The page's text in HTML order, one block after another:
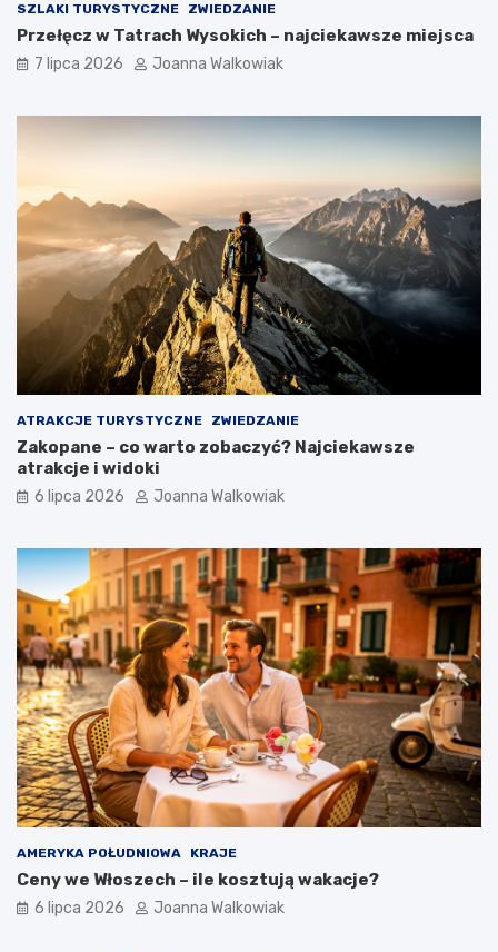
SZLAKI TURYSTYCZNE ZWIEDZANIE
Przełęcz w Tatrach Wysokich – najciekawsze miejsca
7 lipca 2026 Joanna Walkowiak
ATRAKCJE TURYSTYCZNE ZWIEDZANIE
Zakopane – co warto zobaczyć? Najciekawsze
atrakcje i widoki
6 lipca 2026 Joanna Walkowiak
AMERYKA POŁUDNIOWA KRAJE
Ceny we Włoszech – ile kosztują wakacje?
6 lipca 2026 Joanna Walkowiak